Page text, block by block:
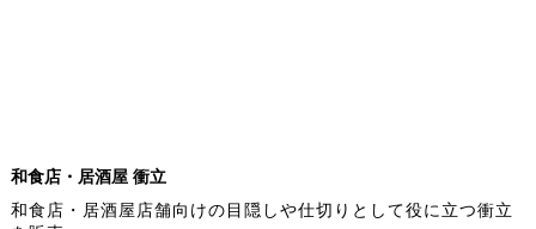
和食店・居酒屋 衝立
和食店・居酒屋店舗向けの目隠しや仕切りとして役に立つ衝立